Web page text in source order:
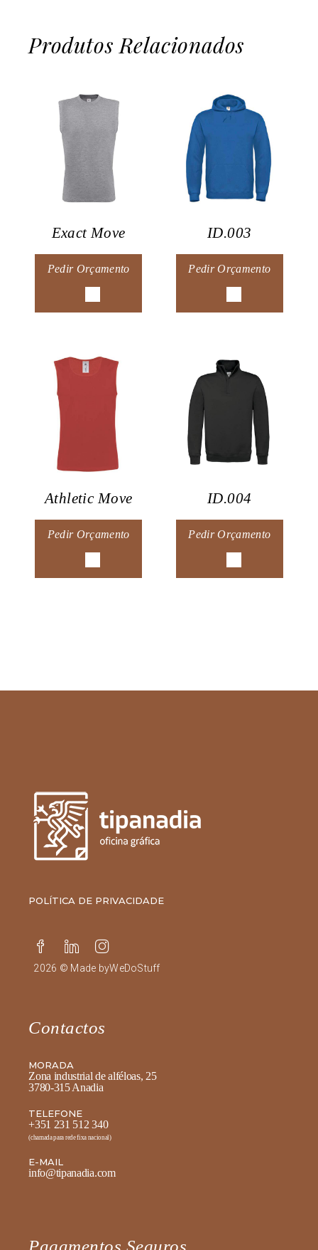
Produtos Relacionados
Exact Move
Pedir Orçamento
ID.003
Pedir Orçamento
Athletic Move
Pedir Orçamento
ID.004
Pedir Orçamento
POLÍTICA DE PRIVACIDADE
2026 © Made byWeDoStuff
Contactos
MORADA
Zona industrial de alféloas, 25
3780-315 Anadia
TELEFONE
+351 231 512 340
(chamada para rede fixa nacional)
E-MAIL
info@tipanadia.com
Pagamentos Seguros